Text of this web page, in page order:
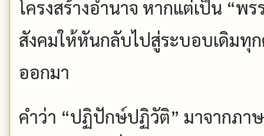
โครงสร้างอำนาจ หากแต่เป็น “
สังคมให้หันกลับไปสู่ระบอบเดิมทุ
ออกมา
คำว่า “ปฏิปักษ์ปฏิวัติ” มาจากภา